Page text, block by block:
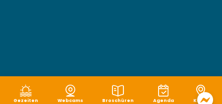
Gezeiten Webcams Broschüren Agenda Karte